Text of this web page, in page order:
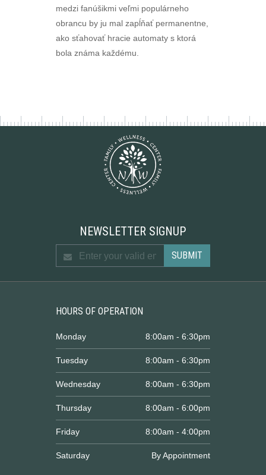
medzi fanúšikmi veľmi populárneho
obrancu by ju mal zapĺňať permanentne,
ako sťahovať hracie automaty s ktorá
bola známa každému.
NEWSLETTER SIGNUP
HOURS OF OPERATION
Monday 8:00am - 6:30pm
Tuesday 8:00am - 6:30pm
Wednesday 8:00am - 6:30pm
Thursday 8:00am - 6:00pm
Friday 8:00am - 4:00pm
Saturday By Appointment